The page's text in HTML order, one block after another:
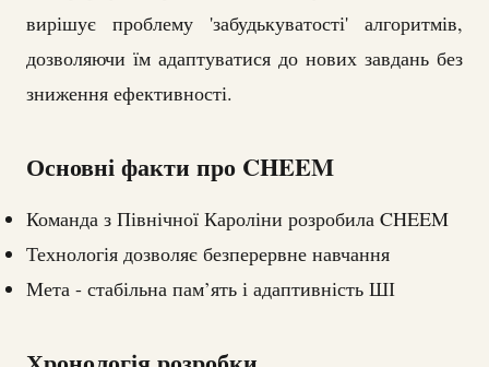
вирішує проблему 'забудькуватості' алгоритмів,
дозволяючи їм адаптуватися до нових завдань без
зниження ефективності.
Основні факти про CHEEM
Команда з Північної Кароліни розробила CHEEM
Технологія дозволяє безперервне навчання
Мета - стабільна пам’ять і адаптивність ШІ